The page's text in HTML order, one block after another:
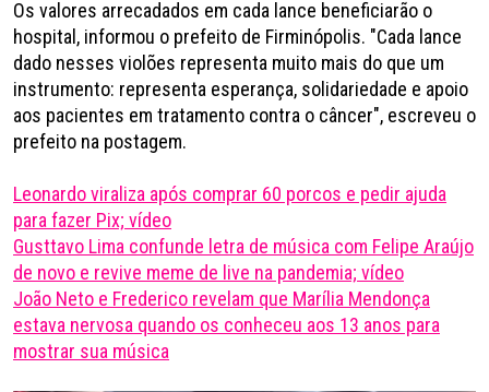
Os valores arrecadados em cada lance beneficiarão o
hospital, informou o prefeito de Firminópolis. "Cada lance
dado nesses violões representa muito mais do que um
instrumento: representa esperança, solidariedade e apoio
aos pacientes em tratamento contra o câncer", escreveu o
prefeito na postagem.
Leonardo viraliza após comprar 60 porcos e pedir ajuda
para fazer Pix; vídeo
Gusttavo Lima confunde letra de música com Felipe Araújo
de novo e revive meme de live na pandemia; vídeo
João Neto e Frederico revelam que Marília Mendonça
estava nervosa quando os conheceu aos 13 anos para
mostrar sua música